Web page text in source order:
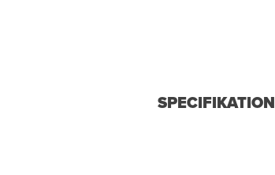
SPECIFIKATION